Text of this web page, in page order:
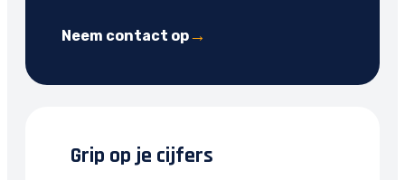
Neem contact op
Grip op je cijfers